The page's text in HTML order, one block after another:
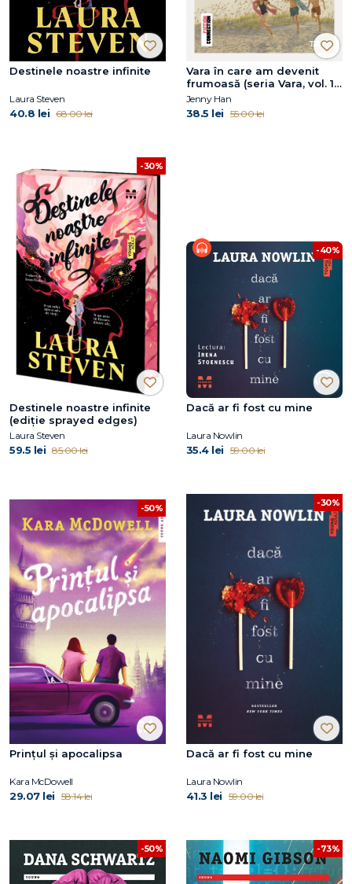
Destinele noastre infinite
Laura Steven
40.8 lei 68.00 lei
Vara în care am devenit
frumoasă (seria Vara, vol. 1,
ediție tie-in)
Jenny Han
38.5 lei 55.00 lei
-30%
Destinele noastre infinite
(ediție sprayed edges)
Laura Steven
59.5 lei 85.00 lei
-40%
Dacă ar fi fost cu mine
Laura Nowlin
35.4 lei 59.00 lei
-50%
Prințul și apocalipsa
Kara McDowell
29.07 lei 58.14 lei
-30%
Dacă ar fi fost cu mine
Laura Nowlin
41.3 lei 59.00 lei
-50% -73%